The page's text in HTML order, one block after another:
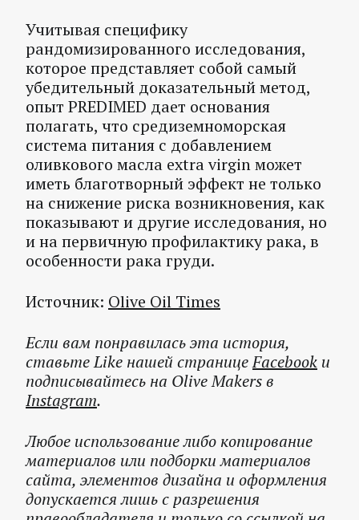
Учитывая специфику
рандомизированного исследования,
которое представляет собой самый
убедительный доказательный метод,
опыт PREDIMED дает основания
полагать, что средиземноморская
система питания с добавлением
оливкового масла extra virgin может
иметь благотворный эффект не только
на снижение риска возникновения, как
показывают и другие исследования, но
и на первичную профилактику рака, в
особенности рака груди.
Источник: Olive Oil Times
Если вам понравилась эта история,
ставьте Like нашей страницеFacebook и
подписывайтесь на Olive Makers в
Instagram.
Любое использование либо копирование
материалов или подборки материалов
сайта, элементов дизайна и оформления
допускается лишь с разрешения